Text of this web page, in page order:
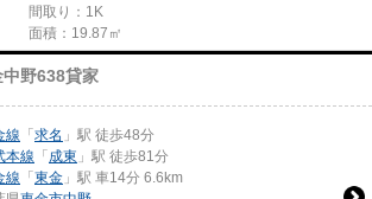
間取り：1K
面積：19.87㎡
中野638貸家
線 「求名 」駅 徒歩48分
本線 「成東 」駅 徒歩81分
線 「東金 」駅 車14分 6.6km